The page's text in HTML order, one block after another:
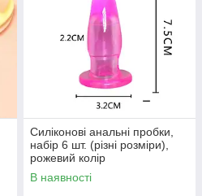
Силіконові анальні пробки,
набір 6 шт. (різні розміри),
рожевий колір
В наявності